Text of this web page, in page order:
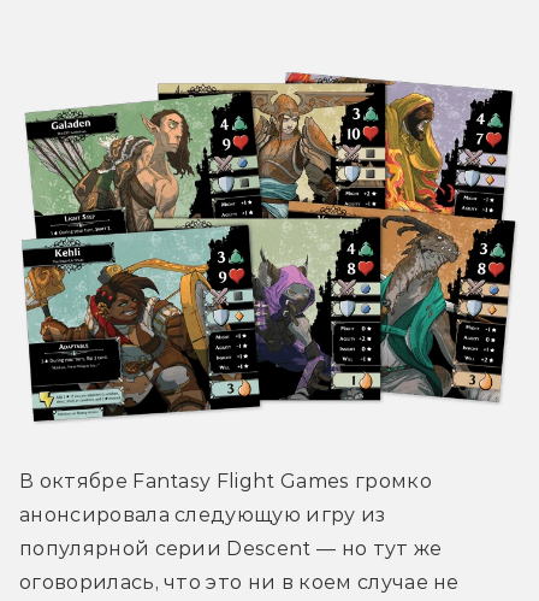
В октябре Fantasy Flight Games громко
анонсировала следующую игру из
популярной серии Descent — но тут же
оговорилась, что это ни в коем случае не